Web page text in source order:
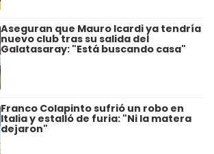
Aseguran que Mauro Icardi ya tendría
nuevo club tras su salida del
Galatasaray: "Está buscando casa"
Franco Colapinto sufrió un robo en
Italia y estalló de furia: "Ni la matera
dejaron"